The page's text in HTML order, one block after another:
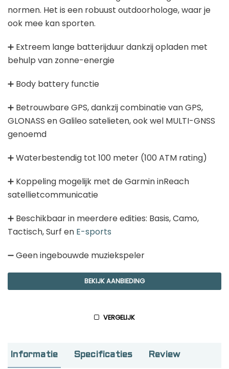
normen. Het is een robuust outdoorhologe, waar je
ook mee kan sporten.
➕ Extreem lange batterijduur dankzij opladen met
behulp van zonne-energie
➕ Body battery functie
➕ Betrouwbare GPS, dankzij combinatie van GPS,
GLONASS en Galileo satelieten, ook wel MULTI-GNSS
genoemd
➕ Waterbestendig tot 100 meter (100 ATM rating)
➕ Koppeling mogelijk met de Garmin inReach
satellietcommunicatie
➕ Beschikbaar in meerdere edities: Basis, Camo,
Tactisch, Surf en E-sports
➖ Geen ingebouwde muziekspeler
BEKIJK AANBIEDING
VERGELIJK
Informatie Specificaties Review
Garmin sporthorloge
Goedkope activity trackers
Sporthorloges
Smartwatches
Kinderhorloges
Stappentellers
Hardloophorloges
GPS horloge ouderen: de beste keuzes
GPS horloge kinderen: de beste keuzes
een smartwatch!